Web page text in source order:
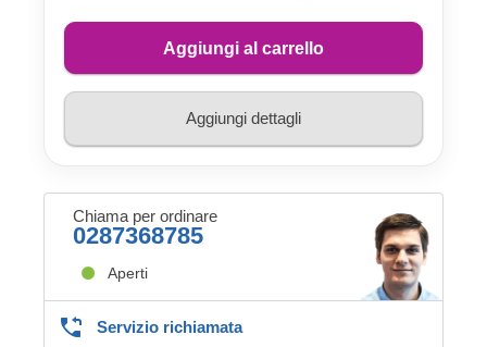
Aggiungi al carrello
Aggiungi dettagli
Chiama per ordinare
0287368785
Aperti
Servizio richiamata